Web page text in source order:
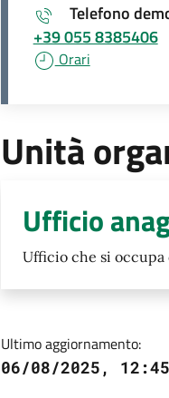
Telefono
+39 055 8385406
Orari
Unità
Ufficio
Ufficio che si
Ultimo aggiornamento:
06/08/2025, 12:45